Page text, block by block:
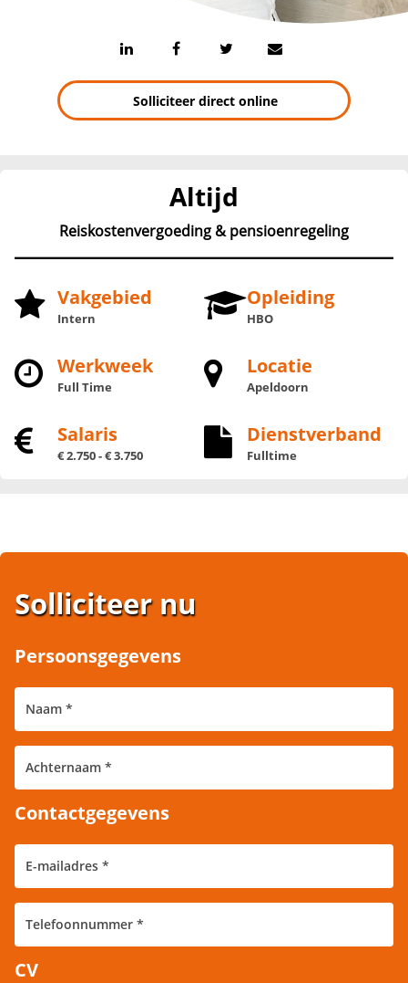
Solliciteer direct online
Altijd
Reiskostenvergoeding & pensioenregeling
Vakgebied
Intern
Opleiding
HBO
Werkweek
Full Time
Locatie
Apeldoorn
Salaris
€ 2.750 - € 3.750
Dienstverband
Fulltime
Solliciteer nu
Persoonsgegevens
Contactgegevens
CV